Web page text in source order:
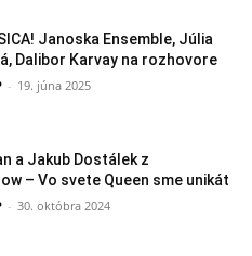
Janoska Ensemble, Júlia
Dalibor Karvay na rozhovore
- 19. júna 2025
a Jakub Dostálek z
– Vo svete Queen sme unikát
- 30. októbra 2024